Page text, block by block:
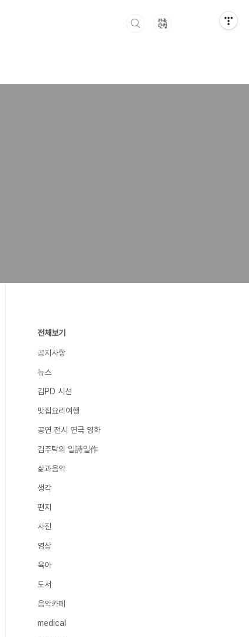
전체보기
공지사항
뉴스
김PD 시선
맛집요리여행
공연 전시 연극 영화
김주탁의 일詩일作
삶과음악
생각
편지
사진
영상
육아
도서
음악카페
medical